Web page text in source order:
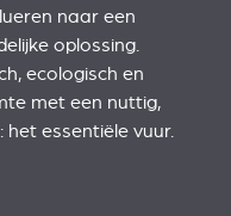
naar een
oplossing.
ecologisch en
met een nuttig,
essentiële vuur.